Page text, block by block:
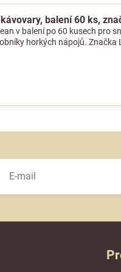
balení 60 ks,
v balení po 60 kusech pro
horkých nápojů. Značka